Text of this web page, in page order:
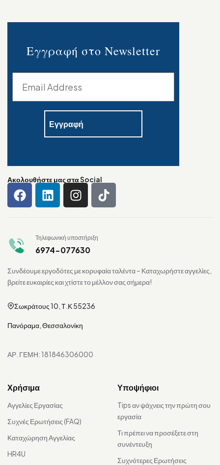
Εγγραφή στο Newsletter
Ακολουθήστε μας στα Social
Τηλεφωνική υποστήριξη
6974-077630
Συνδέουμε εργοδότες με κορυφαία ταλέντα – Καταχωρήστε αγγελίες,
βρείτε ευκαιρίες και χτίστε το μέλλον σας σήμερα!
Σωκράτους 10, Τ.Κ 55236
Πανόραμα, Θεσσαλονίκη
ΑΡ. ΓΕΜΗ: 181846306000
Χρήσιμα
Αγγελίες Εργασίας
Συχνές Ερωτήσεις (FAQ)
Καταχώρηση Αγγελίας
HR4U
Υποψήφιοι
Tips αν ψάχνεις την πρώτη σου
εργασία
Τι πρέπει να προσέξετε στη
συνέντευξη
Συχνότερες Ερωτήσεις